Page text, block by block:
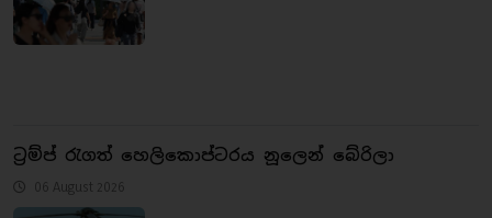
ට්‍රම්ප් රැගත් හෙලිකොප්ටරය නූලෙන් බේරිලා
06 August 2026